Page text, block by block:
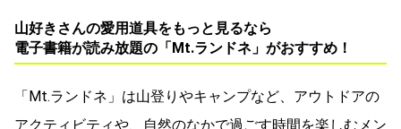
山好きさんの愛用道具をもっと見るなら
電子書籍が読み放題の「Mt.ランドネ」がおすすめ！
「Mt.ランドネ」は山登りやキャンプなど、アウトドアの
アクティビティや、自然のなかで過ごす時間を楽しむメン